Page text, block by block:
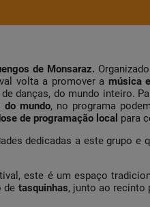
de Monsaraz.
volta a promover a música
danças, do mundo inteiro.
do mundo, no programa
de programação local para
dedicadas a este grupo e
este é um espaço
de tasquinhas, junto ao